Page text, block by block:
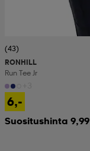
(43)
RONHILL
Run Tee Jr
6,-
Suositushinta 9,99